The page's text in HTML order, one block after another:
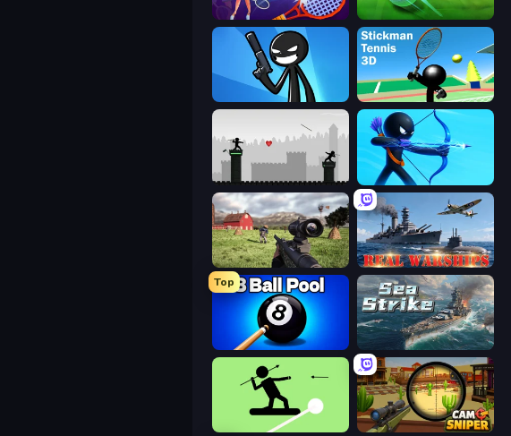
Power Badminton Mini Golf Club
Stickman Tennis 3D
Javelin Fighting Archers Random
Dead Zed Real Warships
Top
Sea Strike
The Spear Stickman Camo Sniper